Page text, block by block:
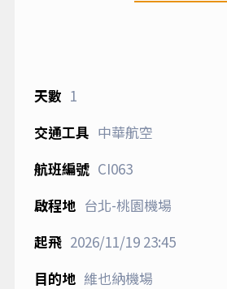
1
中華航空
CI063
台北-桃園機場
2026/11/1923:45
維也納機場